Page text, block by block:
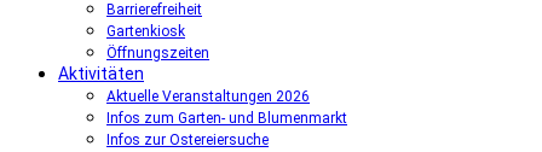
Barrierefreiheit
Gartenkiosk
Öffnungszeiten
Aktivitäten
Aktuelle Veranstaltungen 2026
Infos zum Garten- und Blumenmarkt
Infos zur Ostereiersuche